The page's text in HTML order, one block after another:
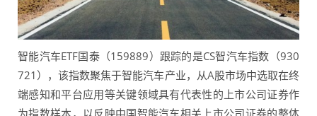
智能汽车ETF国泰（159889）跟踪的是CS智汽车指数（930
721），该指数聚焦于智能汽车产业，从A股市场中选取在终
端感知和平台应用等关键领域具有代表性的上市公司证券作